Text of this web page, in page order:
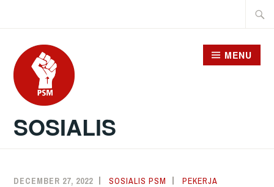
content
SOSIALIS
MENU
DECEMBER 27, 2022 SOSIALIS PSM PEKERJA